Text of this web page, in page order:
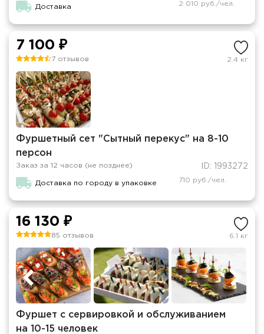
Доставка 2 010 руб./чел.
7 100 ₽
7 отзывов 2.4 кг
Фуршетный сет "Сытный перекус" на 8-10
персон
Заказ за 12 часов (не позднее) ID: 1993272
Доставка по городу в упаковке 710 руб./чел.
16 130 ₽
85 отзывов 6.1 кг
Фуршет с сервировкой и обслуживанием
на 10-15 человек